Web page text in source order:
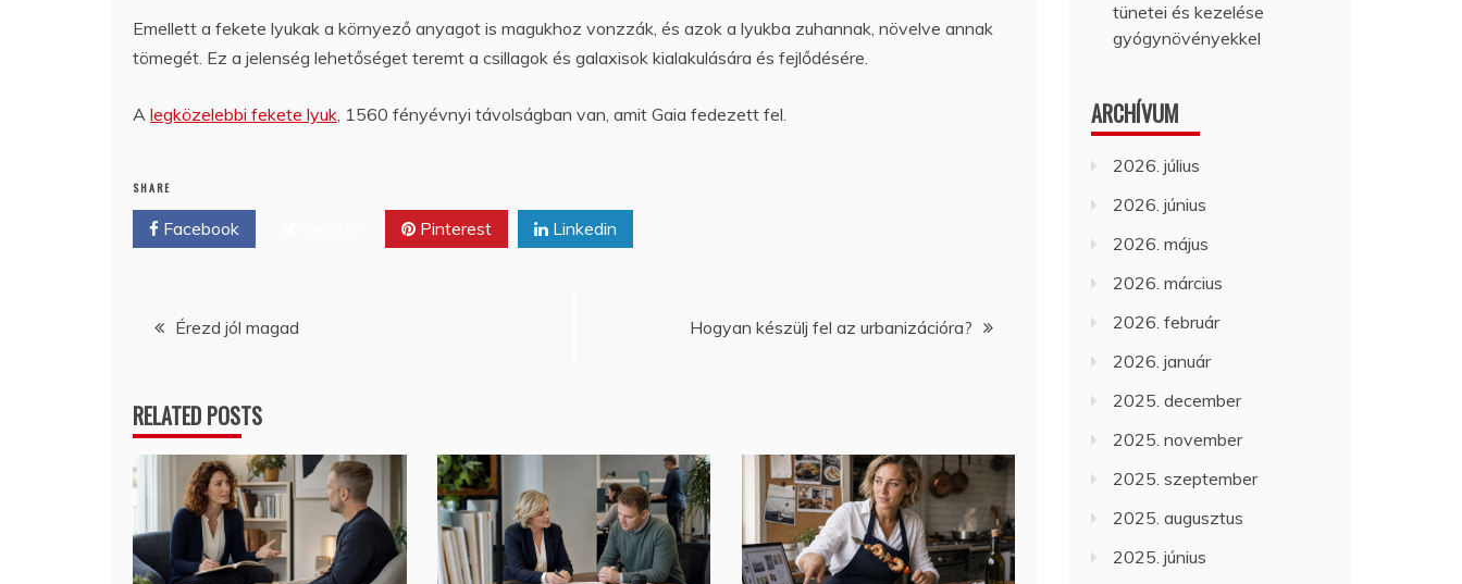
Emellett a fekete lyukak a környező anyagot is magukhoz vonzzák, és azok a lyukba zuhannak, növelve annak
tömegét. Ez a jelenség lehetőséget teremt a csillagok és galaxisok kialakulására és fejlődésére.
A legközelebbi fekete lyuk, 1560 fényévnyi távolságban van, amit Gaia fedezett fel.
SHARE
Facebook Pinterest Linkedin
Bejegyzés
Érezd jól magad Hogyan készülj fel az urbanizációra?
RELATED POSTS
tünetei és kezelése
gyógynövényekkel
ARCHÍVUM
2026. július
2026. június
2026. május
2026. március
2026. február
2026. január
2025. december
2025. november
2025. szeptember
2025. augusztus
2025. június